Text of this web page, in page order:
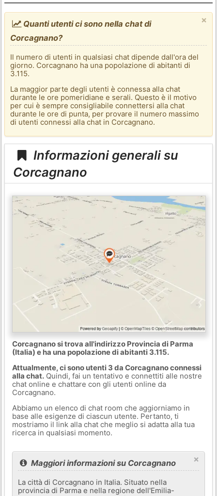
×
Quanti utenti ci sono nella chat di
Corcagnano?
Il numero di utenti in qualsiasi chat dipende dall'ora del
giorno. Corcagnano ha una popolazione di abitanti di
3.115.
La maggior parte degli utenti è connessa alla chat
durante le ore pomeridiane e serali. Questo è il motivo
per cui è sempre consigliabile connettersi alla chat
durante le ore di punta, per provare il numero massimo
di utenti connessi alla chat in Corcagnano.
Informazioni generali su
Corcagnano
Corcagnano si trova all'indirizzo Provincia di Parma
(Italia) e ha una popolazione di abitanti 3.115.
Attualmente, ci sono utenti 3 da Corcagnano connessi
alla chat.Quindi, fai un tentativo e connettiti alle nostre
chat online e chattare con gli utenti online da
Corcagnano.
Abbiamo un elenco di chat room che aggiorniamo in
base alle esigenze di ciascun utente. Pertanto, ti
mostriamo il link alla chat che meglio si adatta alla tua
ricerca in qualsiasi momento.
×
Maggiori informazioni su Corcagnano
La città di Corcagnano in Italia. Situato nella
provincia di Parma e nella regione dell'Emilia-